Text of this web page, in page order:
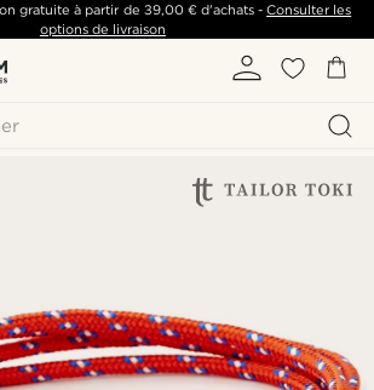
gratuite à partir de 39,00 €d'achats -Consulter les
options de livraison